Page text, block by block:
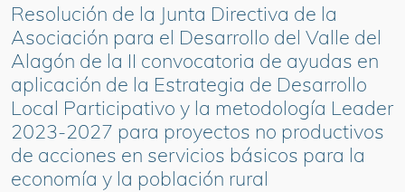
Resolución de la Junta Directiva de la
Asociación para el Desarrollo del Valle del
Alagón de la II convocatoria de ayudas en
aplicación de la Estrategia de Desarrollo
Local Participativo y la metodología Leader
2023-2027 para proyectos no productivos
de acciones en servicios básicos para la
economía y la población rural